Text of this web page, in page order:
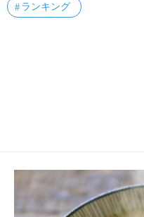
ランキング